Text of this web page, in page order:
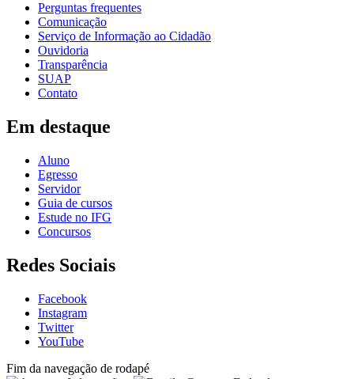
Perguntas frequentes
Comunicação
Serviço de Informação ao Cidadão
Ouvidoria
Transparência
SUAP
Contato
Em destaque
Aluno
Egresso
Servidor
Guia de cursos
Estude no IFG
Concursos
Redes Sociais
Facebook
Instagram
Twitter
YouTube
Fim da navegação de rodapé